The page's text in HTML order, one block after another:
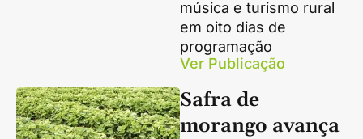
música e turismo rural
em oito dias de
programação
Ver Publicação
Safra de
morango avança